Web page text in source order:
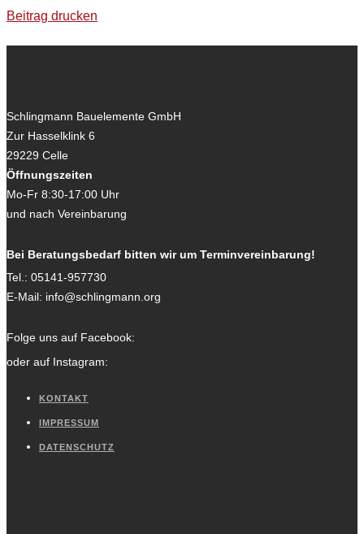
Beitrag drucken
Schlingmann Bauelemente GmbH
Zur Hasselklink 6
29229 Celle
Öffnungszeiten
Mo-Fr 8:30-17:00 Uhr
und nach Vereinbarung
Bei Beratungsbedarf bitten wir um Terminvereinbarung!
Tel.: 05141-957730
E-Mail: info@schlingmann.org
Folge uns auf Facebook:
oder auf Instagram:
KONTAKT
IMPRESSUM
DATENSCHUTZ